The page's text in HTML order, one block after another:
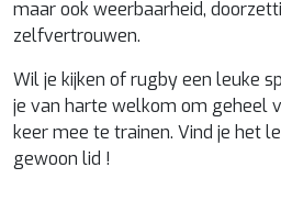
maar ook weerbaarheid,
zelfvertrouwen.
Wil je kijken of rugby een leuke
je van harte welkom om geheel
keer mee te trainen. Vind je het
gewoon lid !